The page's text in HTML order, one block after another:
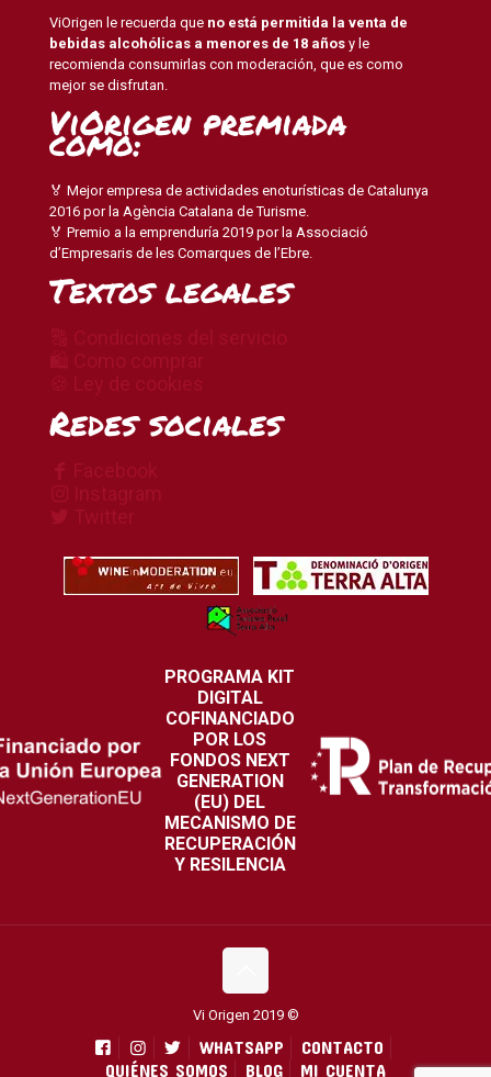
ViOrigen le recuerda que no está permitida la venta de
bebidas alcohólicas a menores de 18 años y le
recomienda consumirlas con moderación, que es como
mejor se disfrutan.
ViOrigen premiada
como:
🏅 Mejor empresa de actividades enoturísticas de Catalunya
2016 por la Agència Catalana de Turisme.
🏅 Premio a la emprenduría 2019 por la Associació
d’Empresaris de les Comarques de l’Ebre.
Textos legales
Redes sociales
PROGRAMA KIT
DIGITAL
COFINANCIADO
POR LOS
FONDOS NEXT
GENERATION
(EU) DEL
MECANISMO DE
RECUPERACIÓN
Y RESILENCIA
Vi Origen 2019 ©
WHATSAPP
CONTACTO
QUIÉNES SOMOS
BLOG MI CUENTA